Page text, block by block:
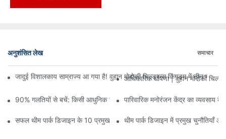
अनुशंसित लेख समाचार
जादुई विशालकाय साम्राज्य आ गया है! वुहान मोदोकी चिल्ड्रन्स किंगडम में तीन
आधिकारिक घोषणा | वुहान मोदोकी
90% गलतियों से बचें: किसी आधुनिक खेल केंद्र में निवेश करते समय, योजना और
पारिवारिक मनोरंजन केंद्र का व्यवसाय
सफल थीम पार्क डिजाइन के 10 प्रमुख सिद्धांतथीम पार्क डिजाइन में प्रमुख चुनौतियाँ